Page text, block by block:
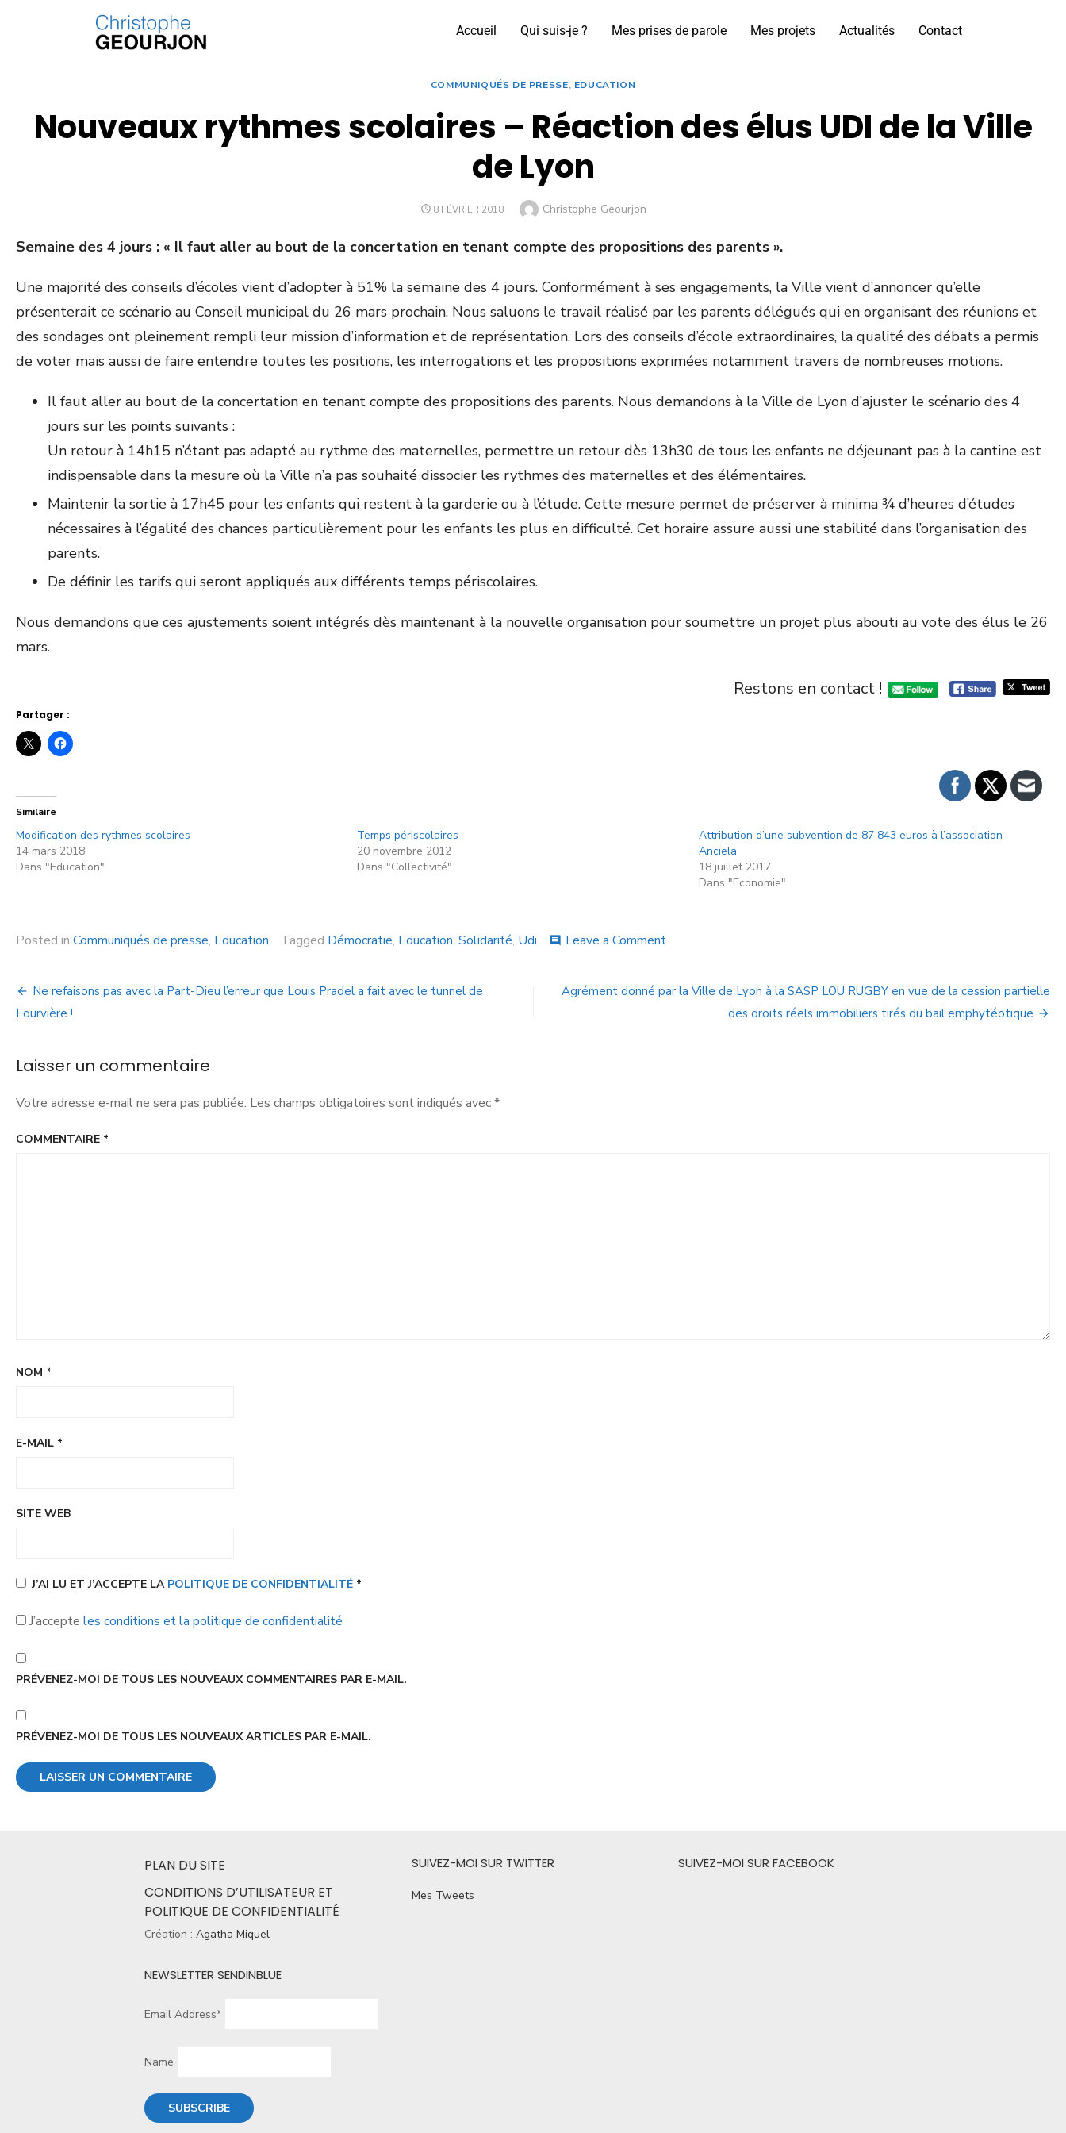
Accueil Qui suis-je ? Mes prises de parole Mes projets Actualités Contact
COMMUNIQUÉS DE PRESSE, EDUCATION
Nouveaux rythmes scolaires – Réaction des élus UDI de la Ville
de Lyon
8 FÉVRIER 2018 Christophe Geourjon
Semaine des 4 jours : « Il faut aller au bout de la concertation en tenant compte des propositions des parents ».
Une majorité des conseils d’écoles vient d’adopter à 51% la semaine des 4 jours. Conformément à ses engagements, la Ville vient d’annoncer qu’elle
présenterait ce scénario au Conseil municipal du 26 mars prochain. Nous saluons le travail réalisé par les parents délégués qui en organisant des réunions et
des sondages ont pleinement rempli leur mission d’information et de représentation. Lors des conseils d’école extraordinaires, la qualité des débats a permis
de voter mais aussi de faire entendre toutes les positions, les interrogations et les propositions exprimées notamment travers de nombreuses motions.
Il faut aller au bout de la concertation en tenant compte des propositions des parents. Nous demandons à la Ville de Lyon d’ajuster le scénario des 4
jours sur les points suivants :
Un retour à 14h15 n’étant pas adapté au rythme des maternelles, permettre un retour dès 13h30 de tous les enfants ne déjeunant pas à la cantine est
indispensable dans la mesure où la Ville n’a pas souhaité dissocier les rythmes des maternelles et des élémentaires.
Maintenir la sortie à 17h45 pour les enfants qui restent à la garderie ou à l’étude. Cette mesure permet de préserver à minima ¾ d’heures d’études
nécessaires à l’égalité des chances particulièrement pour les enfants les plus en difficulté. Cet horaire assure aussi une stabilité dans l’organisation des
parents.
De définir les tarifs qui seront appliqués aux différents temps périscolaires.
Nous demandons que ces ajustements soient intégrés dès maintenant à la nouvelle organisation pour soumettre un projet plus abouti au vote des élus le 26
mars.
Restons en contact !
Partager :
Similaire
Modification des rythmes scolaires
14 mars 2018
Dans "Education"
Temps périscolaires
20 novembre 2012
Dans "Collectivité"
Attribution d’une subvention de 87 843 euros à l’association
Anciela
18 juillet 2017
Dans "Economie"
Posted in Communiqués de presse, Education Tagged Démocratie, Education, Solidarité, Udi comment Leave a Comment
Ne refaisons pas avec la Part-Dieu l’erreur que Louis Pradel a fait avec le tunnel de
Fourvière !
Agrément donné par la Ville de Lyon à la SASP LOU RUGBY en vue de la cession partielle
des droits réels immobiliers tirés du bail emphytéotique
Laisser un commentaire
Votre adresse e-mail ne sera pas publiée. Les champs obligatoires sont indiqués avec*
COMMENTAIRE *
NOM *
E-MAIL *
SITE WEB
J’AI LU ET J’ACCEPTE LA POLITIQUE DE CONFIDENTIALITÉ *
J’accepte les conditions et la politique de confidentialité
PRÉVENEZ-MOI DE TOUS LES NOUVEAUX COMMENTAIRES PAR E-MAIL.
PRÉVENEZ-MOI DE TOUS LES NOUVEAUX ARTICLES PAR E-MAIL.
PLAN DU SITE
CONDITIONS D’UTILISATEUR ET
POLITIQUE DE CONFIDENTIALITÉ
Création : Agatha Miquel
NEWSLETTER SENDINBLUE
Email Address*
Name
SUIVEZ-MOI SUR TWITTER
Mes Tweets
SUIVEZ-MOI SUR FACEBOOK